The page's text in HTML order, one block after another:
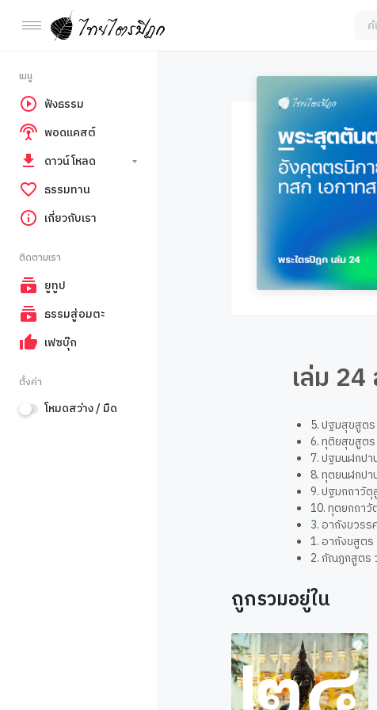
เมนู
ฟังธรรม
พอดแคสต์
ดาวน์โหลด
ธรรมทาน
เกี่ยวกับเรา
ติดตามเรา
ยูทูป
ธรรมสู่อมตะ
เฟซบุ๊ก
ตั้งค่า
โหมดสว่าง / มืด
เล่ม
5. ปฐมสุขสูต
6. ทุติยสุขสูตร
7. ปฐมนฬกป
8. ทุตยนฬกป
9. ปฐมกถาวั
10. ทุตยกถา
3. อากังขวร
1. อากังขสูต
2. กัณฏกสูตร
ถูกรวมอยู่ใน